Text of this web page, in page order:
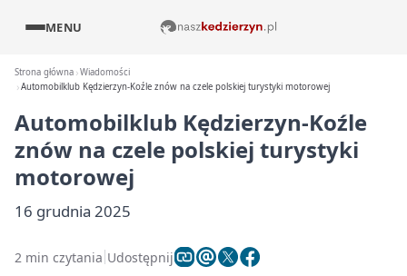
MENU
Strona główna Wiadomości
Automobilklub Kędzierzyn-Koźle znów na czele polskiej turystyki motorowej
Automobilklub Kędzierzyn-Koźle
znów na czele polskiej turystyki
motorowej
16 grudnia 2025
2 min czytania Udostępnij